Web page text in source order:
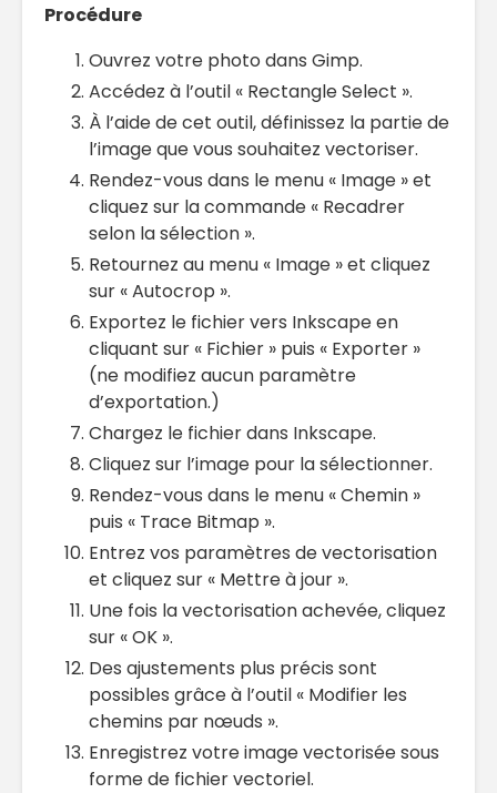
Procédure
Ouvrez votre photo dans Gimp.
Accédez à l’outil « Rectangle Select ».
À l’aide de cet outil, définissez la partie de
l’image que vous souhaitez vectoriser.
Rendez-vous dans le menu « Image » et
cliquez sur la commande « Recadrer
selon la sélection ».
Retournez au menu « Image » et cliquez
sur « Autocrop ».
Exportez le fichier vers Inkscape en
cliquant sur « Fichier » puis « Exporter »
(ne modifiez aucun paramètre
d’exportation.)
Chargez le fichier dans Inkscape.
Cliquez sur l’image pour la sélectionner.
Rendez-vous dans le menu « Chemin »
puis « Trace Bitmap ».
Entrez vos paramètres de vectorisation
et cliquez sur « Mettre à jour ».
Une fois la vectorisation achevée, cliquez
sur « OK ».
Des ajustements plus précis sont
possibles grâce à l’outil « Modifier les
chemins par nœuds ».
Enregistrez votre image vectorisée sous
forme de fichier vectoriel.